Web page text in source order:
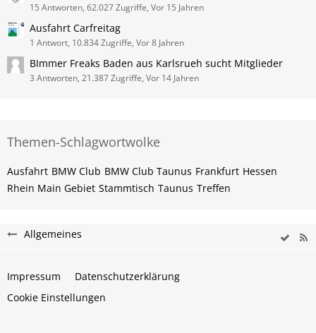
15 Antworten, 62.027 Zugriffe, Vor 15 Jahren
Ausfahrt Carfreitag
1 Antwort, 10.834 Zugriffe, Vor 8 Jahren
BImmer Freaks Baden aus Karlsrueh sucht Mitglieder
3 Antworten, 21.387 Zugriffe, Vor 14 Jahren
Themen-Schlagwortwolke
Ausfahrt BMW Club BMW Club Taunus Frankfurt Hessen
Rhein Main Gebiet Stammtisch Taunus Treffen
Allgemeines
Impressum
Datenschutzerklärung
Cookie Einstellungen